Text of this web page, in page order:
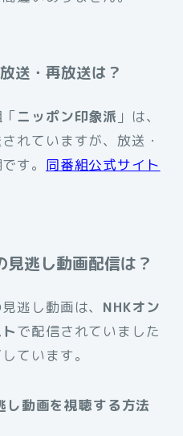
送・再放送は？
ニッポン印象派 」は、
れていますが、放送・
す。 同番組公式サイト
見逃し動画配信は？
見逃し動画は、 NHKオン
で配信されていました
ています。
し動画を視聴する方法